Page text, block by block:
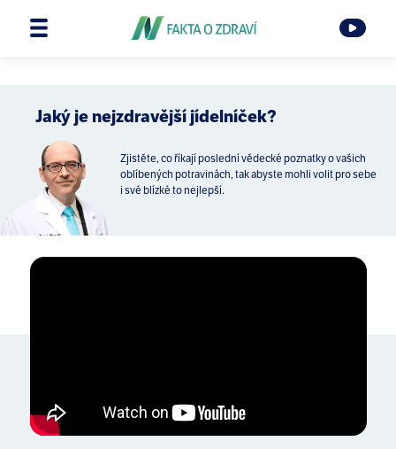
Jaký je nejzdravější jídelníček?
Zjistěte, co říkají poslední vědecké poznatky o vašich
oblíbených potravinách, tak abyste mohli volit pro sebe
i své blízké to nejlepší.